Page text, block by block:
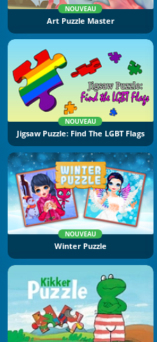
NOUVEAU
Art Puzzle Master
NOUVEAU
Jigsaw Puzzle: Find The LGBT Flags
NOUVEAU
Winter Puzzle